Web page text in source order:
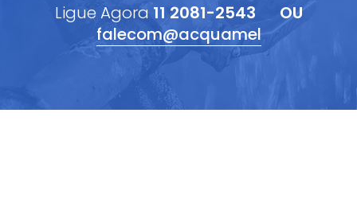
Ligue Agora 11 2081-2543
OU
falecom@acquamel